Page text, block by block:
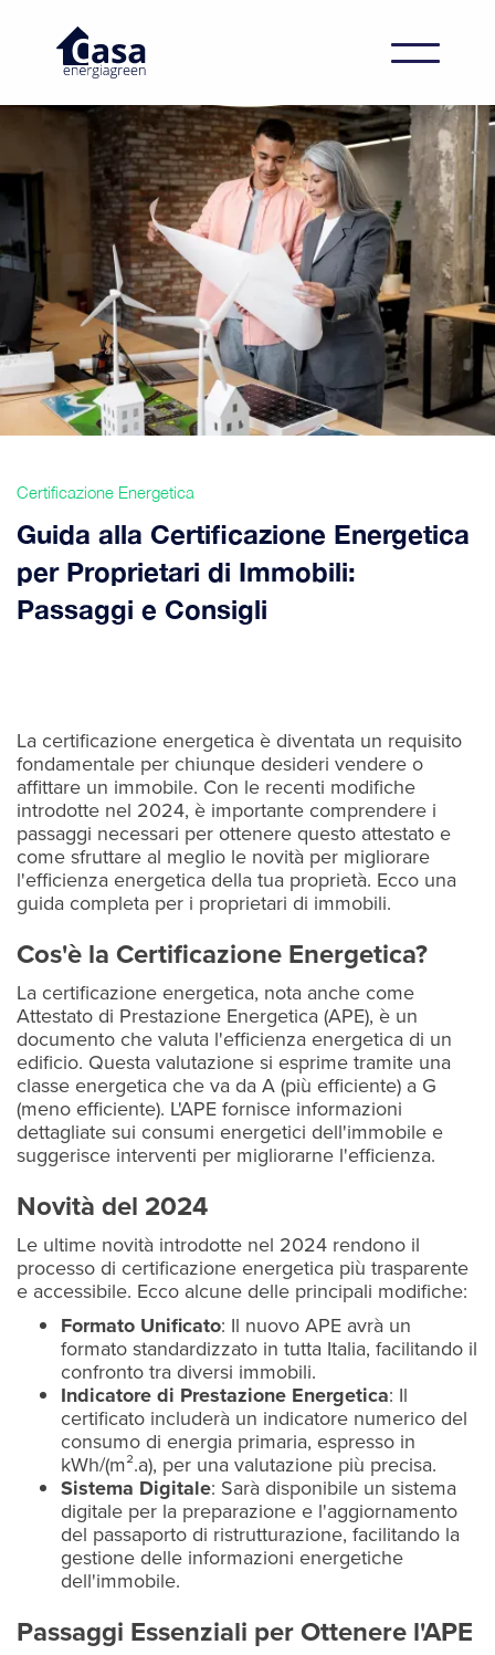
Certificazione Energetica
Guida alla Certificazione Energetica
per Proprietari di Immobili:
Passaggi e Consigli
La certificazione energetica è diventata un requisito
fondamentale per chiunque desideri vendere o
affittare un immobile. Con le recenti modifiche
introdotte nel 2024, è importante comprendere i
passaggi necessari per ottenere questo attestato e
come sfruttare al meglio le novità per migliorare
l'efficienza energetica della tua proprietà. Ecco una
guida completa per i proprietari di immobili.
Cos'è la Certificazione Energetica?
La certificazione energetica, nota anche come
Attestato di Prestazione Energetica (APE), è un
documento che valuta l'efficienza energetica di un
edificio. Questa valutazione si esprime tramite una
classe energetica che va da A (più efficiente) a G
(meno efficiente). L'APE fornisce informazioni
dettagliate sui consumi energetici dell'immobile e
suggerisce interventi per migliorarne l'efficienza.
Novità del 2024
Le ultime novità introdotte nel 2024 rendono il
processo di certificazione energetica più trasparente
e accessibile. Ecco alcune delle principali modifiche:
Formato Unificato: Il nuovo APE avrà un
formato standardizzato in tutta Italia, facilitando il
confronto tra diversi immobili.
Indicatore di Prestazione Energetica: Il
certificato includerà un indicatore numerico del
consumo di energia primaria, espresso in
kWh/(m².a), per una valutazione più precisa.
Sistema Digitale: Sarà disponibile un sistema
digitale per la preparazione e l'aggiornamento
del passaporto di ristrutturazione, facilitando la
gestione delle informazioni energetiche
dell'immobile.
Passaggi Essenziali per Ottenere l'APE